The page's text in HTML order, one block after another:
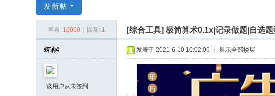
资
发新帖
查看: 10060 回复: 1 [综合工具] 极简算术0.1x|记录做题|自选
蜻讷4
该用户从未签到
发表于 2021-6-10 10:02:06 显示全部楼层